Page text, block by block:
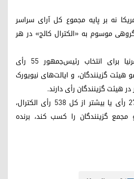
نه بر پایه مجموع کل آرای سراسر
موسوم به «الکترال کالج» در هر
برای نمونه ایالت کالیفرنیا برای انتخاب رئیس‌جمهور ۵۵ رأی
یعنی ۵۵ نفر عضو هیئت گزینندگان، و ایالت‌های نیویورک
درنهایت هرکسی که ۲۷۰ رأی یا بیشتر از کل ۵۳۸ رأی الکترال،
رأی ۵۳۸ عضو مجمع گزینندگان را کسب کند، برنده